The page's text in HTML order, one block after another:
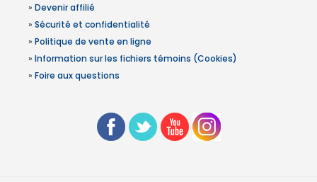
» Devenir affilié
» Sécurité et confidentialité
» Politique de vente en ligne
» Information sur les fichiers témoins (Cookies)
» Foire aux questions